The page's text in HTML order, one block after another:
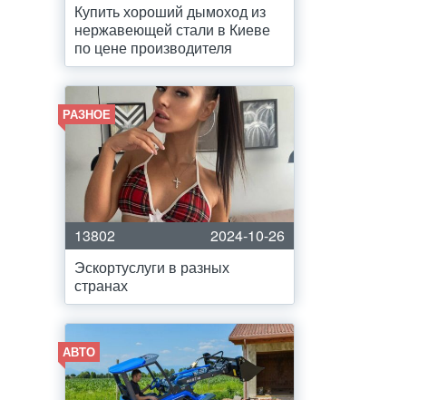
Купить хороший дымоход из
нержавеющей стали в Киеве
по цене производителя
РАЗНОЕ
13802
2024-10-26
Эскортуслуги в разных
странах
АВТО